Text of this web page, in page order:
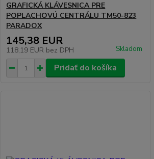
GRAFICKÁ KLÁVESNICA PRE
POPLACHOVÚ CENTRÁLU TM50-823
PARADOX
145,38 EUR
118,19 EUR bez DPH Skladom
Pridať do košíka